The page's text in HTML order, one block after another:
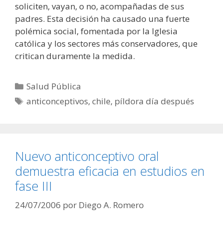
soliciten, vayan, o no, acompañadas de sus
padres. Esta decisión ha causado una fuerte
polémica social, fomentada por la Iglesia
católica y los sectores más conservadores, que
critican duramente la medida.
Categorías
Salud Pública
Etiquetas
anticonceptivos,chile, píldora día después
Nuevo anticonceptivo oral
demuestra eficacia en estudios en
fase III
24/07/2006 por Diego A. Romero